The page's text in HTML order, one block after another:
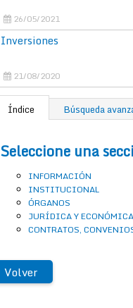
26/05/2021
Inversiones
21/08/2020
Índice Búsqueda
Seleccione una
INFORMACIÓN
INSTITUCIONAL
ÓRGANOS
JURÍDICA Y ECONÓMICA
CONTRATOS,
Volver